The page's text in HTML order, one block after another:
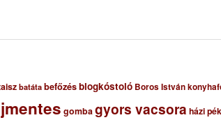
batáta befőzésblogkóstoló Boros István
gombagyors vacsora házi